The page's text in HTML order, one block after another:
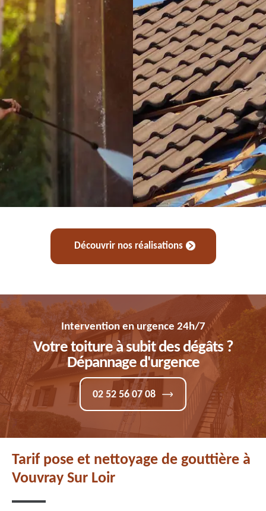
Découvrir nos réalisations
Intervention en urgence 24h/7
Votre toiture à subit des dégâts ?
Dépannage d'urgence
02 52 56 07 08
Tarif pose et nettoyage de gouttière à
Vouvray Sur Loir